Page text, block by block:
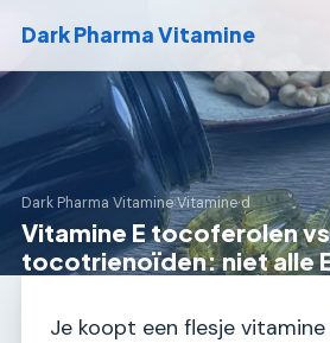
Dark Pharma Vitamine
Dark Pharma Vitamine›Vitamine d
Vitamine E tocoferolen vs
tocotrienoïden: niet alle
Je koopt een flesje